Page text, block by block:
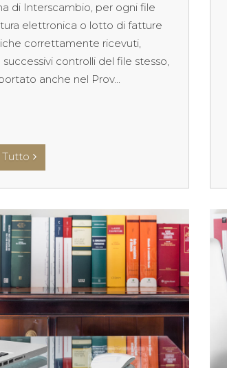
di Interscambio, per ogni file
elettronica o lotto di fatture
correttamente ricevuti,
controlli del file stesso,
anche nel Prov...
Tutto